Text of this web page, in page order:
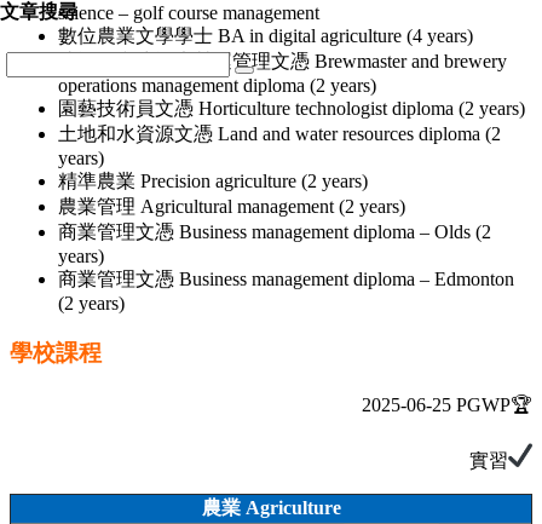
science – golf course management
數位農業文學學士 BA in digital agriculture (4 years)
釀酒師和啤酒廠營運管理文憑 Brewmaster and brewery
operations management diploma (2 years)
園藝技術員文憑 Horticulture technologist diploma (2 years)
土地和水資源文憑 Land and water resources diploma (2
years)
精準農業 Precision agriculture (2 years)
農業管理 Agricultural management (2 years)
商業管理文憑 Business management diploma – Olds (2
years)
商業管理文憑 Business management diploma – Edmonton
(2 years)
學校課程
2025-06-25 PGWP🏆
實習
農業 Agriculture
文章搜尋